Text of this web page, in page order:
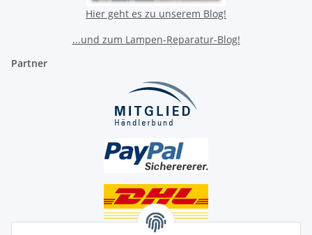
Hier geht es zu unserem Blog!
...und zum Lampen-Reparatur-Blog!
Partner